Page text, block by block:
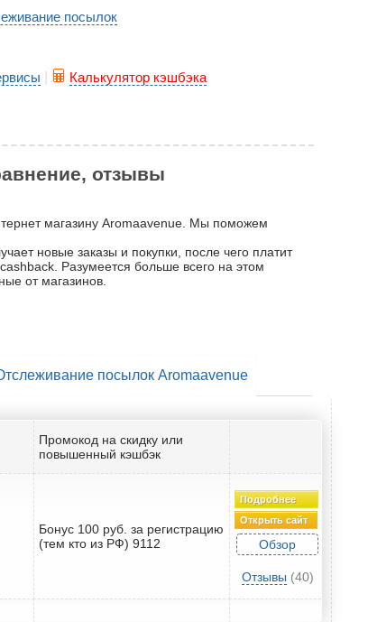
посылок
Калькулятор кэшбэка
отзывы
магазину Aromaavenue. Мы поможем
новые заказы и покупки, после чего платит
Разумеется больше всего на этом
от магазинов.
посылок Aromaavenue
Промокод на скидку или
повышенный кэшбэк
Бонус 100 руб. за регистрацию
(тем кто из РФ) 9112
Подробнее
Открыть сайт
Обзор
Отзывы (40)